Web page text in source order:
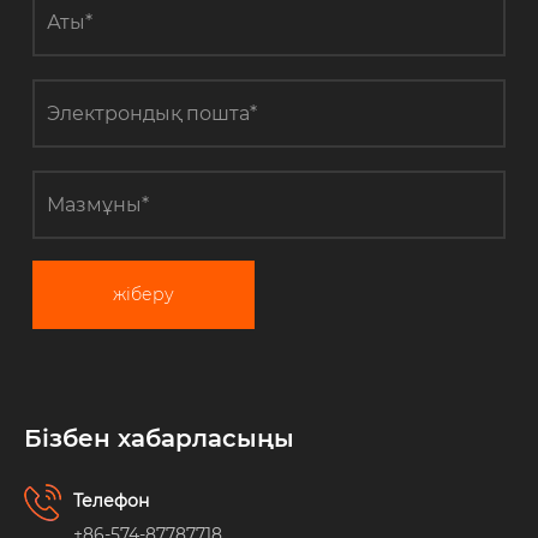
жіберу
Бізбен хабарласыңы
Телефон